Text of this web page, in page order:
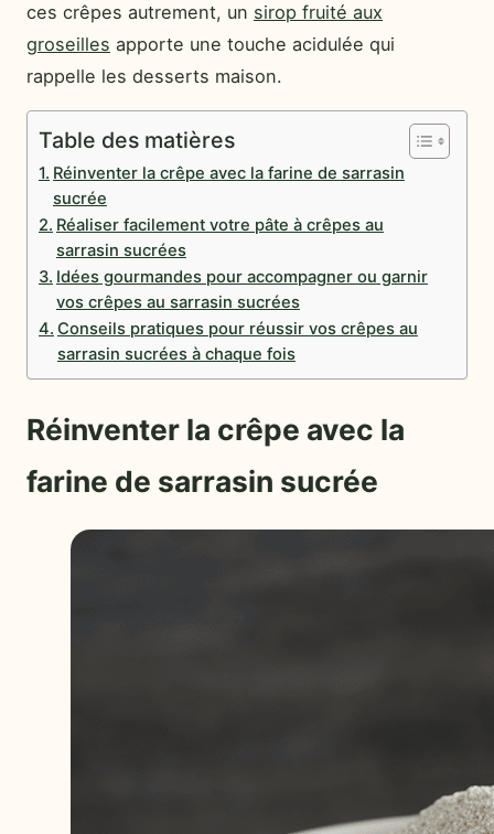
ces crêpes autrement, un sirop fruité aux
groseilles apporte une touche acidulée qui
rappelle les desserts maison.
Table des matières
Réinventer la crêpe avec la farine de sarrasin
sucrée
Réaliser facilement votre pâte à crêpes au
sarrasin sucrées
Idées gourmandes pour accompagner ou garnir
vos crêpes au sarrasin sucrées
Conseils pratiques pour réussir vos crêpes au
sarrasin sucrées à chaque fois
Réinventer la crêpe avec la
farine de sarrasin sucrée